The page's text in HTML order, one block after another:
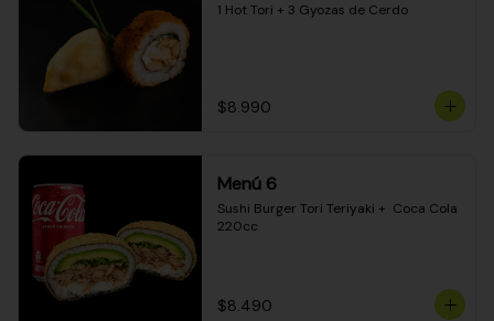
1 Hot Tori + 3 Gyozas de Cerdo
$8.990
Menú 6
Sushi Burger Tori Teriyaki +  Coca Cola
220cc
$8.490